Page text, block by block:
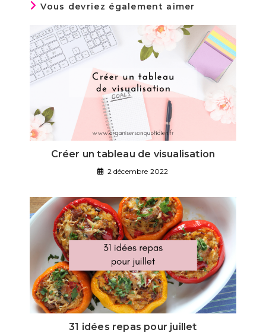
Vous devriez également aimer
Créer un tableau de visualisation
2 décembre 2022
31 idées repas pour juillet